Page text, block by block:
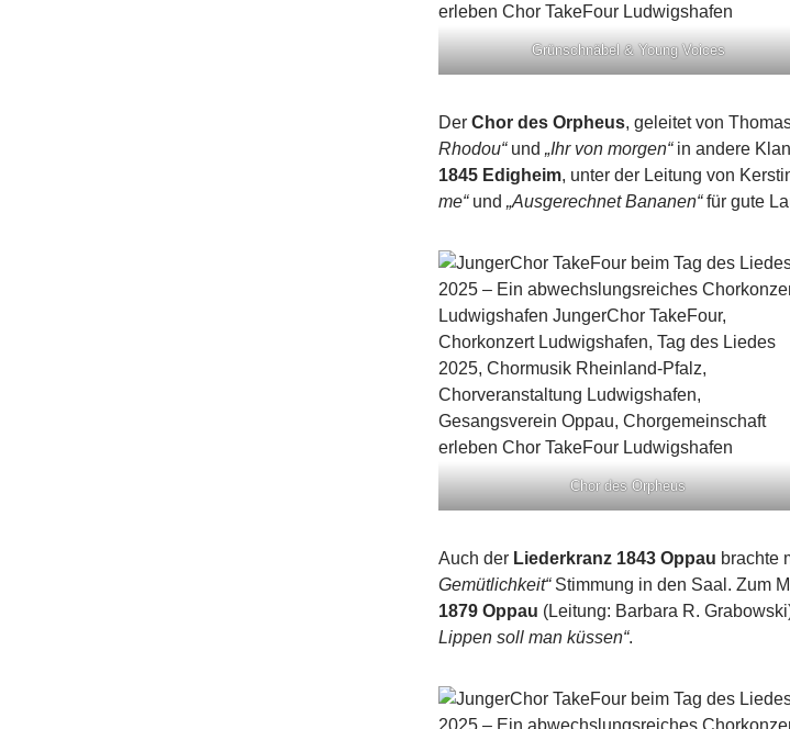
Grünschnäbel & Young Voices
Der Chor des Orpheus, geleitet von
Rhodou“und „Ihr von morgen“in andere
1845 Edigheim, unter der Leitung von
me“und „Ausgerechnet Bananen“für gute
Chor des Orpheus
Auch der Liederkranz 1843 Oppau brachte
Gemütlichkeit“Stimmung in den Saal. Zum
1879 Oppau (Leitung: Barbara R.
Lippen soll man küssen“.